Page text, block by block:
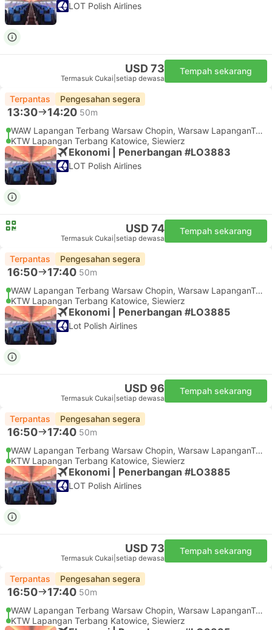
LOT Polish Airlines
USD 73
Termasuk Cukai setiap dewasa
Tempah sekarang
Terpantas Pengesahan segera
13:30 14:20 50m
WAW Lapangan Terbang Warsaw Chopin, Warsaw LapanganTerbang
KTW Lapangan Terbang Katowice, Siewierz
Ekonomi | Penerbangan #LO3883
LOT Polish Airlines
USD 74
Termasuk Cukai setiap dewasa
Tempah sekarang
Terpantas Pengesahan segera
16:50 17:40 50m
WAW Lapangan Terbang Warsaw Chopin, Warsaw LapanganTerbang
KTW Lapangan Terbang Katowice, Siewierz
Ekonomi | Penerbangan #LO3885
Lot Polish Airlines
USD 96
Termasuk Cukai setiap dewasa
Tempah sekarang
Terpantas Pengesahan segera
16:50 17:40 50m
WAW Lapangan Terbang Warsaw Chopin, Warsaw LapanganTerbang
KTW Lapangan Terbang Katowice, Siewierz
Ekonomi | Penerbangan #LO3885
LOT Polish Airlines
USD 73
Termasuk Cukai setiap dewasa
Tempah sekarang
Terpantas Pengesahan segera
16:50 17:40 50m
WAW Lapangan Terbang Warsaw Chopin, Warsaw LapanganTerbang
KTW Lapangan Terbang Katowice, Siewierz